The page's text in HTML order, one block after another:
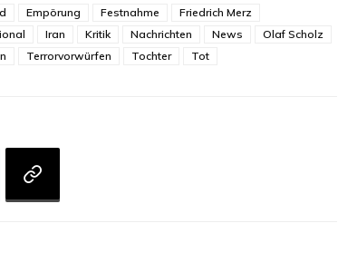
Empörung Festnahme
Friedrich Merz
Iran Kritik Nachrichten News
Olaf Scholz
Terrorvorwürfen Tochter Tot